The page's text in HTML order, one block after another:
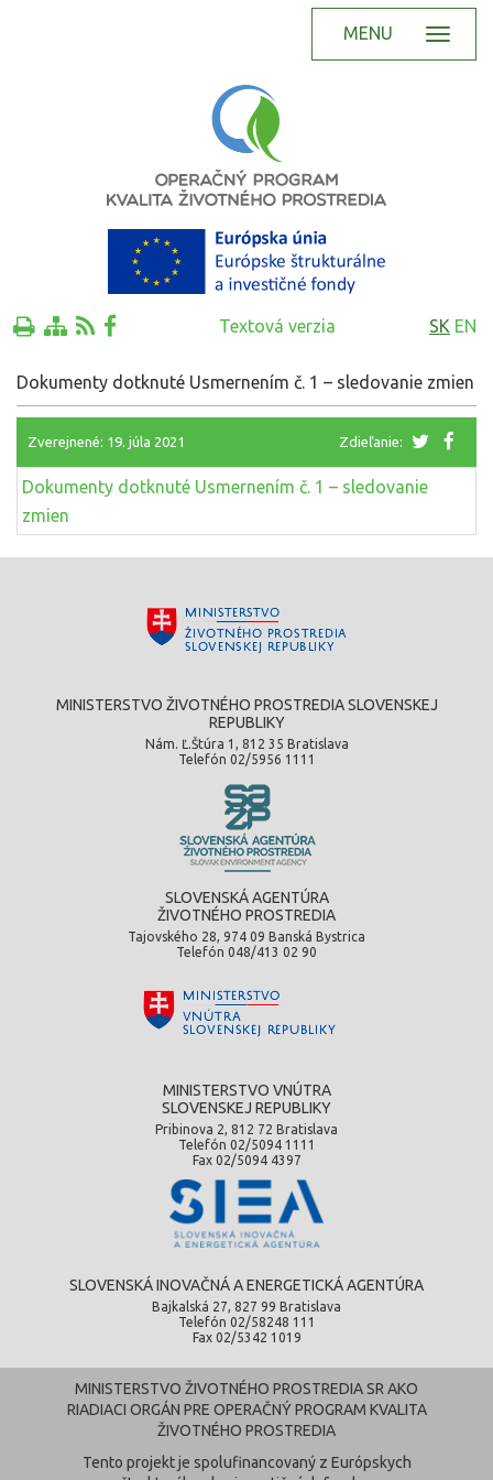
MENU
Textová verzia SK EN
Dokumenty dotknuté Usmernením č. 1 – sledovanie zmien
Zverejnené: 19. júla 2021 Zdieľanie:
Dokumenty dotknuté Usmernením č. 1 – sledovanie
zmien
MINISTERSTVO ŽIVOTNÉHO PROSTREDIA SLOVENSKEJ
REPUBLIKY
Nám. Ľ.Štúra 1, 812 35 Bratislava
Telefón 02/5956 1111
SLOVENSKÁ AGENTÚRA
ŽIVOTNÉHO PROSTREDIA
Tajovského 28, 974 09 Banská Bystrica
Telefón 048/413 02 90
MINISTERSTVO VNÚTRA
SLOVENSKEJ REPUBLIKY
Pribinova 2, 812 72 Bratislava
Telefón 02/5094 1111
Fax 02/5094 4397
SLOVENSKÁ INOVAČNÁ A ENERGETICKÁ AGENTÚRA
Bajkalská 27, 827 99 Bratislava
Telefón 02/58248 111
Fax 02/5342 1019
MINISTERSTVO ŽIVOTNÉHO PROSTREDIA SR AKO
RIADIACI ORGÁN PRE OPERAČNÝ PROGRAM KVALITA
ŽIVOTNÉHO PROSTREDIA
Tento projekt je spolufinancovaný z Európskych